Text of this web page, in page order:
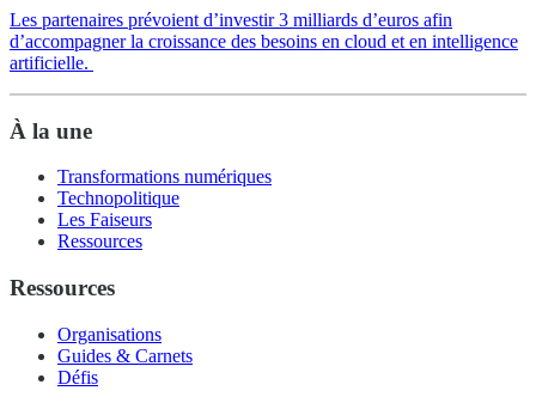
Les partenaires prévoient d’investir 3 milliards d’euros afin
d’accompagner la croissance des besoins en cloud et en intelligence
artificielle.
À la une
Transformations numériques
Technopolitique
Les Faiseurs
Ressources
Ressources
Organisations
Guides & Carnets
Défis